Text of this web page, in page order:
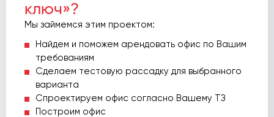
ключ»?
Мы займемся этим проектом:
Найдем и поможем арендовать офис по Вашим
требованиям
Сделаем тестовую рассадку для выбранного
варианта
Спроектируем офис согласно Вашему ТЗ
Построим офис